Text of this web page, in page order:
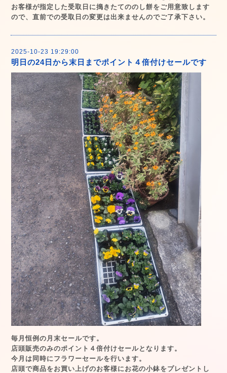
お客様が指定した受取日に搗きたてののし餅をご用意致します
ので、直前での受取日の変更は出来ませんのでご了承下さい。
2025-10-23 19:29:00
明日の24日から末日までポイント４倍付けセールです
毎月恒例の月末セールです。
店頭販売のみのポイント４倍付けセールとなります。
今月は同時にフラワーセールを行います。
店頭で商品をお買い上げのお客様にお花の小鉢をプレゼントし